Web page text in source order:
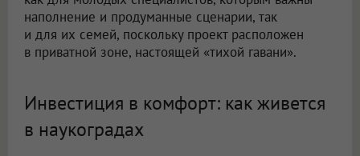
наполнение и продуманные сценарии, так
и для их семей, поскольку проект расположен
в приватной зоне, настоящей «тихой гавани».
Инвестиция в комфорт: как живется
в наукоградах